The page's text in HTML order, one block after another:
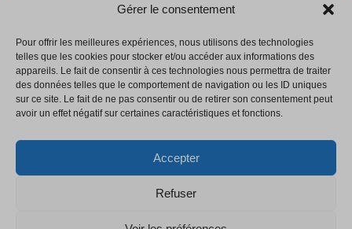
Gérer le consentement
Pour offrir les meilleures expériences, nous utilisons des technologies
telles que les cookies pour stocker et/ou accéder aux informations des
appareils. Le fait de consentir à ces technologies nous permettra de traiter
des données telles que le comportement de navigation ou les ID uniques
sur ce site. Le fait de ne pas consentir ou de retirer son consentement peut
avoir un effet négatif sur certaines caractéristiques et fonctions.
Accepter
Refuser
LIENS
Mentions légales
Politique de confidentialité
Politique de cookies (UE)